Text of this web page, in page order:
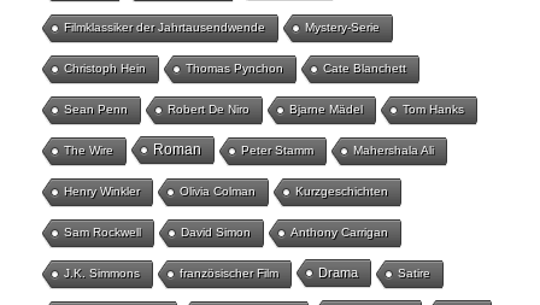
Filmklassiker der Jahrtausendwende Mystery-Serie
Christoph Hein Thomas Pynchon Cate Blanchett
Sean Penn Robert De Niro Bjarne Mädel Tom Hanks
The Wire Roman Peter Stamm Mahershala Ali
Henry Winkler Olivia Colman Kurzgeschichten
Sam Rockwell David Simon Anthony Carrigan
J.K. Simmons französischer Film Drama Satire